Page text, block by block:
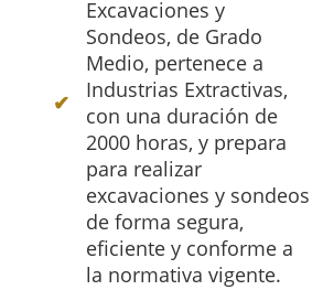
Excavaciones y
Sondeos, de Grado
Medio, pertenece a
Industrias Extractivas,
con una duración de
2000 horas, y prepara
para realizar
excavaciones y sondeos
de forma segura,
eficiente y conforme a
la normativa vigente.